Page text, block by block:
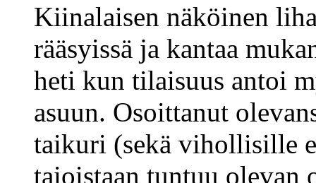
Kiinalaisen näköinen
rääsyissä ja kantaa
heti kun tilaisuus antoi
asuun. Osoittanut
taikuri (sekä vihollisille
taioistaan tuntuu olevan